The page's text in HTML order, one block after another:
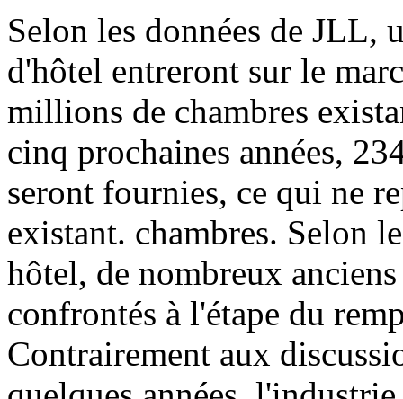
Selon les données de JLL,
d'hôtel entreront sur le
millions de chambres
cinq prochaines années,
seront fournies, ce qui ne
existant. chambres. Selon
hôtel, de nombreux
confrontés à l'étape du
Contrairement aux